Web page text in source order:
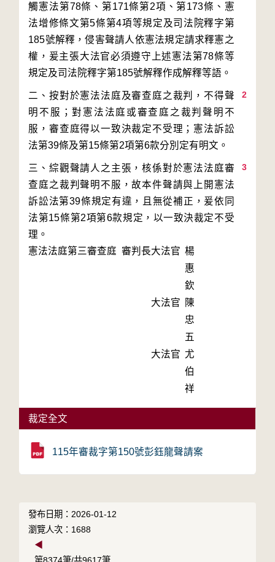
觸憲法第78條、第171條第2項、第173條、憲
法增修條文第5條第4項等規定及司法院釋字第
185號解釋，侵害聲請人依憲法規定請求釋憲之
權，爰主張大法官必須遵守上述憲法第78條等
2
二、按對於憲法法庭及審查庭之裁判，不得聲
明不服；對憲法法庭或審查庭之裁判聲明不
服，審查庭得以一致決裁定不受理；憲法訴訟
3
三、綜觀聲請人之主張，核係對於憲法法庭審
查庭之裁判聲明不服，故本件聲請與上開憲法
訴訟法第39條規定有違，且無從補正，爰依同
法第15條第2項第6款規定，以一致決裁定不受
理。
憲法法庭第三審查庭 審判長大法官 楊
惠
欽
大法官
陳
忠
五
大法官 尤
伯
祥
裁定全文
115年審裁字第150號彭鈺龍聲請案
發布日期：2026-01-12
瀏覽人次：1688
◀